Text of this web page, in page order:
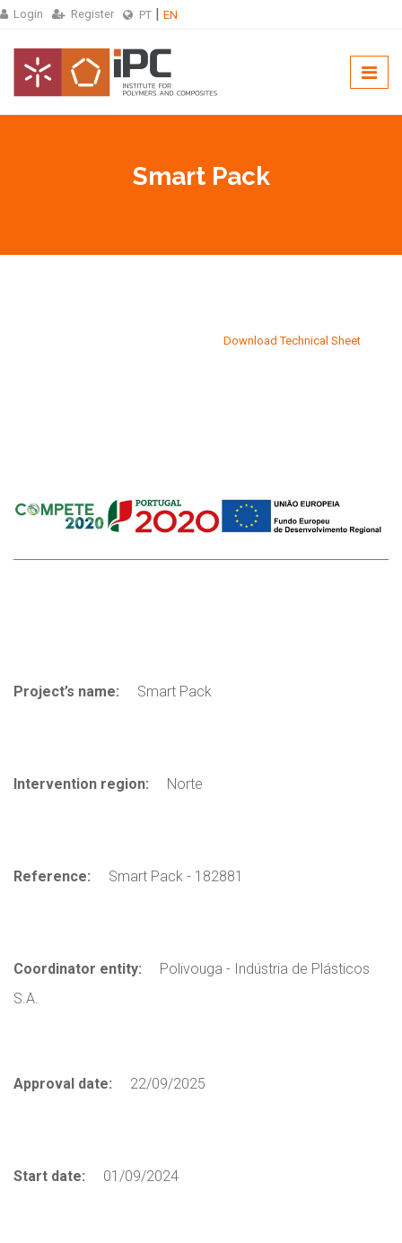
Login Register PT EN
Smart Pack
Download Technical Sheet
Project’s name: Smart Pack
Intervention region: Norte
Reference: Smart Pack - 182881
Coordinator entity:
Polivouga - Indústria de Plásticos
S.A.
Approval date: 22/09/2025
Start date: 01/09/2024